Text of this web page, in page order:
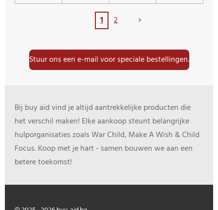
1 2
Stuur ons een e-mail voor speciale bestellingen.
Bij buy aid vind je altijd aantrekkelijke producten die
het verschil maken! Elke aankoop steunt belangrijke
hulporganisaties zoals War Child, Make A Wish & Child
Focus. Koop met je hart - samen bouwen we aan een
betere toekomst!